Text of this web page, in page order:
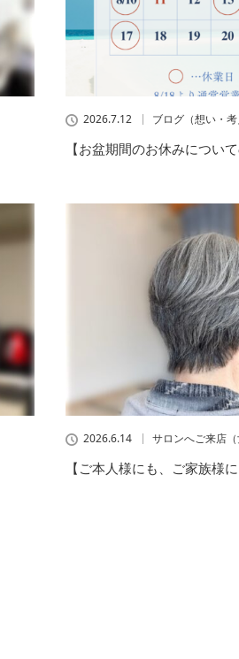
2026.7.12 ブログ（想い・考
【お盆期間のお休みについて
2026.6.14 サロンへご来店（
【ご本人様にも、ご家族様